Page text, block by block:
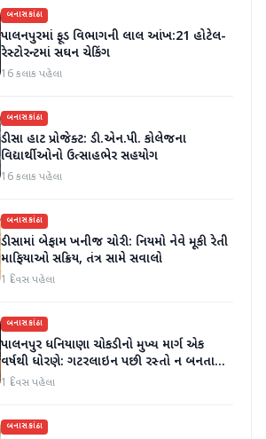
બનાસકાંઠા
પાલનપુરમાં ફૂડ વિભાગની લાલ આંખ:21 હોટેલ-
રેસ્ટોરન્ટમાં સઘન ચેકિંગ
16 કલાક પહેલા
બનાસકાંઠા
ડીસા હાટ પ્રોજેક્ટ: ડી.એન.પી. કોલેજના
વિદ્યાર્થીઓનો ઉત્સાહભેર સહયોગ
16 કલાક પહેલા
બનાસકાંઠા
ડીસામાં બેફામ ખનીજ ચોરી: નિયમો નેવે મૂકી રેતી
માફિયાઓ સક્રિય, તંત્ર સામે સવાલો
1 દિવસ પહેલા
બનાસકાંઠા
પાલનપુર ધનિયાણા ચોકડીનો મુખ્ય માર્ગ એક
વર્ષથી ધોરણે: ગટરલાઇન પછી રસ્તો ન બનતા
હાલાકી
1 દિવસ પહેલા
બનાસકાંઠા